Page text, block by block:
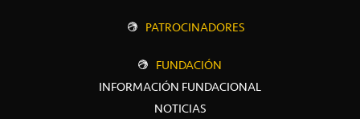
PATROCINADORES
FUNDACIÓN
INFORMACIÓN FUNDACIONAL
NOTICIAS